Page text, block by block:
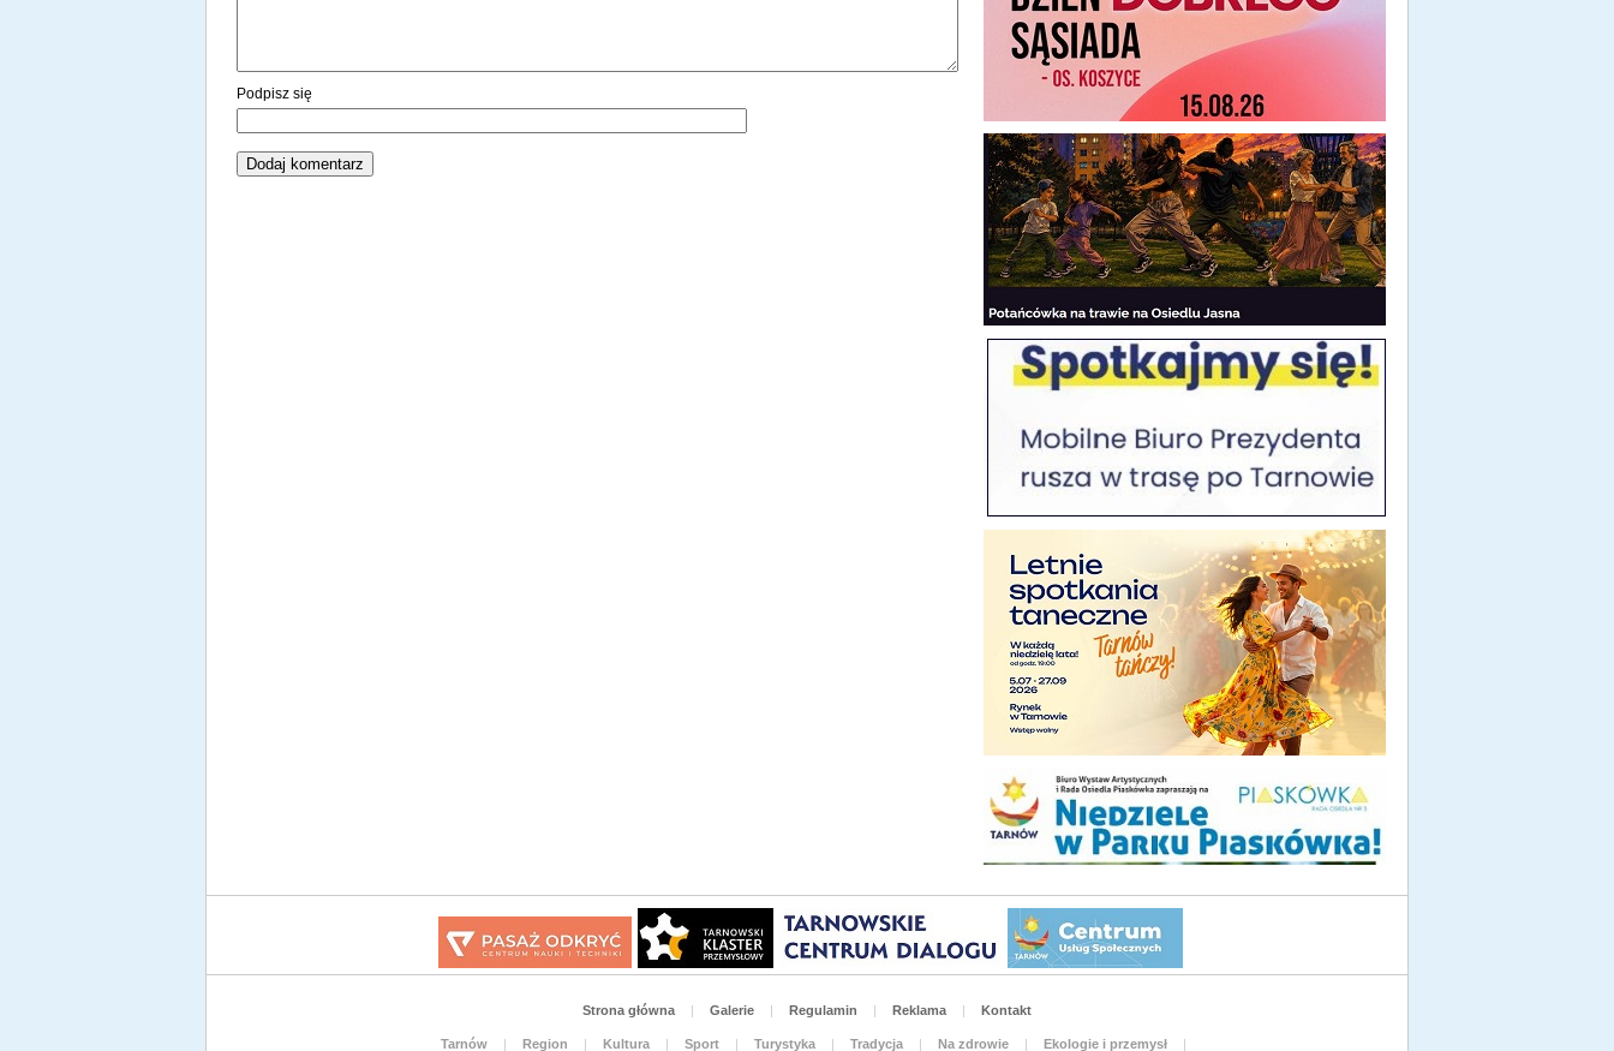
Podpisz się
Strona główna | Galerie | Regulamin | Reklama | Kontakt
Tarnów | Region | Kultura | Sport | Turystyka | Tradycja | Na zdrowie | Ekologie i przemysł |